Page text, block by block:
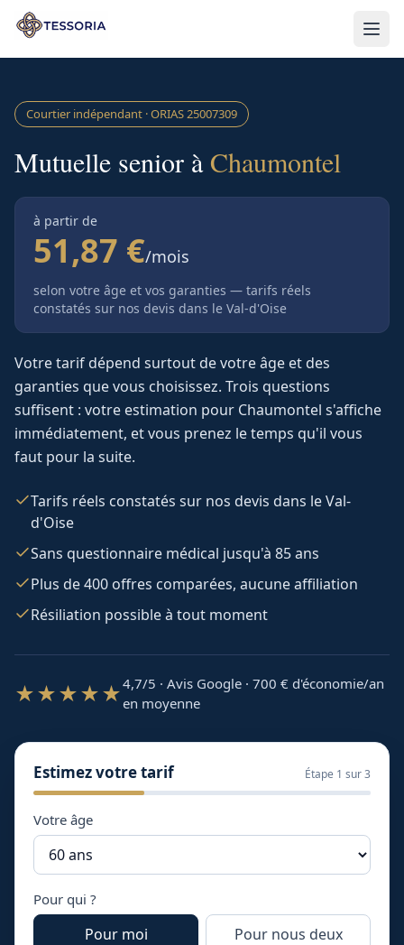
Aller au contenu principal
Courtier indépendant · ORIAS25007309
Mutuelle senior àChaumontel
à partir de
51,87 €/mois
selon votre âge et vos garanties — tarifs réels
constatés sur nos devis dans le Val-d'Oise
Votre tarif dépend surtout de votre âge et des
garanties que vous choisissez. Trois questions
suffisent : votre estimation pour Chaumontel s'affiche
immédiatement, et vous prenez le temps qu'il vous
faut pour la suite.
Tarifs réels constatés sur nos devis dans le Val-
d'Oise
Sans questionnaire médical jusqu'à 85 ans
Plus de 400 offres comparées, aucune affiliation
Résiliation possible à tout moment
★★★★★4,7/5 · Avis Google · 700 € d'économie/an
en moyenne
Estimez votre tarif Étape 1 sur 3
Votre âge
Pour qui ?
Pour moi Pour nous deux